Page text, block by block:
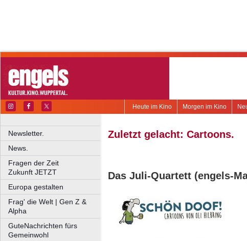
Morgen im Kino
Heute im Kino
Newsletter.
News.
Fragen der Zeit
Zukunft JETZT
Europa gestalten
Frag' die Welt | Gen Z &
Alpha
GuteNachrichten fürs
Gemeinwohl
Zuletzt gelacht: Cartoons.
Das Juli-Quartett (engels-